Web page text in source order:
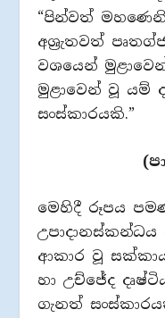
“පින්වත්
අශ්‍රැතවත්
වශයෙන්
මුළාවෙන් වූ යම්
සංස්කාරයකි.”‍
මෙහිදී රූපය
ආකාර වූ
හා උච්ජේද
ගැනත්